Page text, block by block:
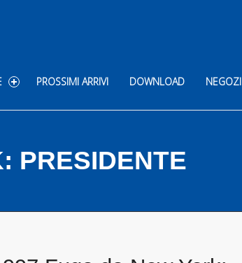
PROSSIMI ARRIVI DOWNLOAD NEGOZI
PRESIDENTE